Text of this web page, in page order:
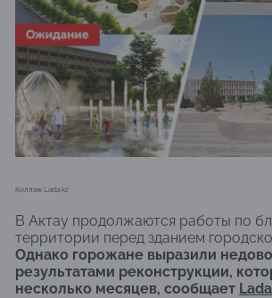
Коллаж Lada.kz
В Актау продолжаются работы по
территории перед зданием
Однако горожане выразили
результатами реконструкции,
несколько месяцев, сообщает